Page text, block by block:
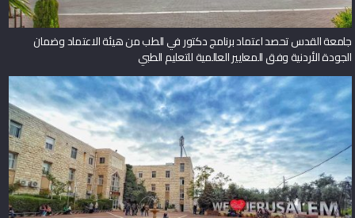
جامعة القدس تحصد اعتماد برنامج دكتور في الطب من هيئة الاعتماد وضمان
الجودة الأردنية وفق المعايير العالمية للتعليم الطبي